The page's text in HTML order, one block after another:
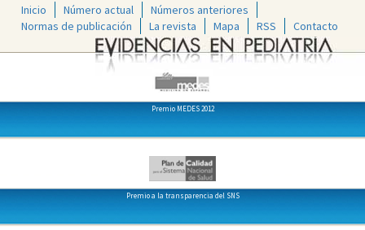
Inicio Número actual
Números anteriores
Normas de publicación
La revista Mapa RSS Contacto
Premio MEDES 2012
Premio a la transparencia del SNS